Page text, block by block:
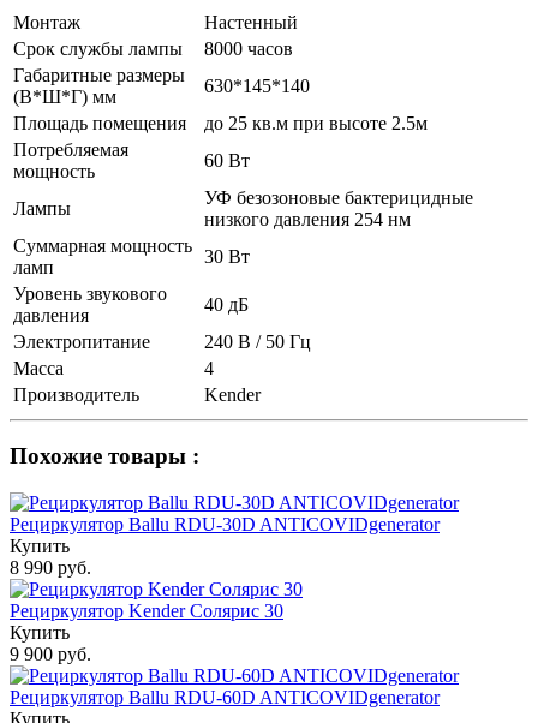
Монтаж
Настенный
Срок службы лампы
8000 часов
Габаритные размеры
(В*Ш*Г) мм
630*145*140
Площадь помещения
до 25 кв.м при высоте 2.5м
Потребляемая
мощность
60 Вт
Лампы
УФ безозоновые бактерицидные
низкого давления 254 нм
Суммарная мощность
ламп
30 Вт
Уровень звукового
давления
40 дБ
Электропитание
240 В / 50 Гц
Масса
4
Производитель
Kender
Похожие товары :
Рециркулятор Ballu RDU-30D ANTICOVIDgenerator
Купить
8 990 руб.
Рециркулятор Kender Солярис 30
Купить
9 900 руб.
Рециркулятор Ballu RDU-60D ANTICOVIDgenerator
Купить